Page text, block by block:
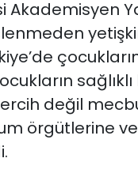
Akademisyen
değil
örgütlerine